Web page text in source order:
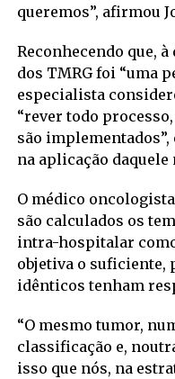
queremos”, afirmou
Reconhecendo que,
dos TMRG foi “uma
especialista
“rever todo
são
na aplicação daquele
O médico
são calculados os
intra-hospitalar
objetiva o suficiente,
idênticos tenham
“O mesmo tumor,
classificação e,
isso que nós, na